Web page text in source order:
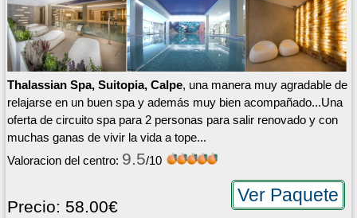
Thalassian Spa, Suitopia, Calpe, una manera muy agradable de
relajarse en un buen spa y además muy bien acompañado...Una
oferta de circuito spa para 2 personas para salir renovado y con
muchas ganas de vivir la vida a tope...
Valoracion del centro: 9.5/10
Ver Paquete
Precio: 58.00€